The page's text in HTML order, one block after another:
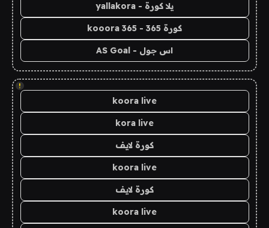
يلا كورة - yallakora
كورة 365 - kooora 365
اس جول - AS Goal
!
koora live
kora live
كورة لايف
koora live
كورة لايف
koora live